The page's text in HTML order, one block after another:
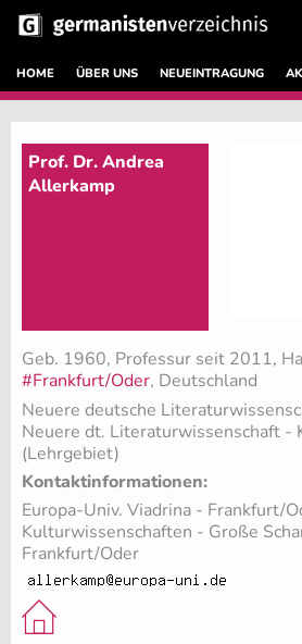
HOME ÜBER UNS NEUEINTRAGUNG
Prof. Dr. Andrea
Allerkamp
Geb. 1960, Professur seit 2011,
#Frankfurt/Oder, Deutschland
Neuere deutsche
Neuere dt. Literaturwissenschaft -
(Lehrgebiet)
Kontaktinformationen:
Europa-Univ. Viadrina - Frankfurt/
Kulturwissenschaften - Große
Frankfurt/Oder